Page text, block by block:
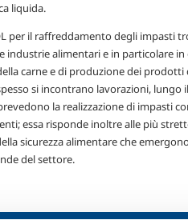
liquida.
per il raffreddamento degli impasti
industrie alimentari e in particolare in
carne e di produzione dei prodotti
si incontrano lavorazioni, lungo
la realizzazione di impasti
essa risponde inoltre alle più
sicurezza alimentare che emergono
del settore.